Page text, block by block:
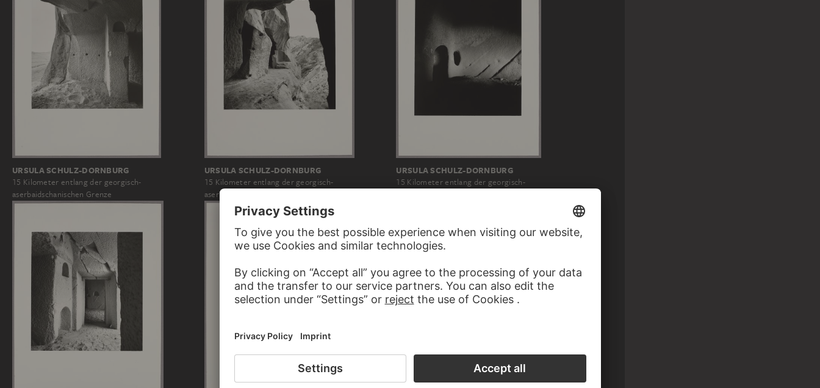
URSULA SCHULZ-DORNBURG
15 Kilometer entlang der georgisch-
aserbaidschanischen Grenze
URSULA SCHULZ-DORNBURG
15 Kilometer entlang der georgisch-
aserbaidschanischen Grenze
URSULA SCHULZ-DORNBURG
15 Kilometer entlang der georgisch-